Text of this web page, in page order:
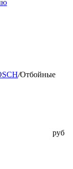
/Отбойные
руб